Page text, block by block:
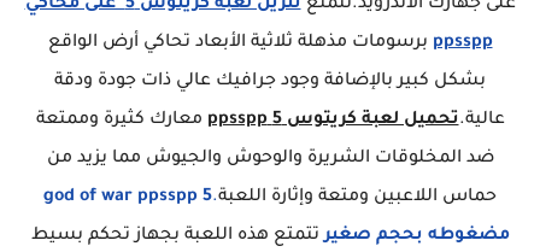
على جهازك الاندرويد.تتمتع
تنزيل لعبة كريتوس 5 على محاكي
ppsspp برسومات مذهلة ثلاثية الأبعاد تحاكي أرض الواقع
بشكل كبير بالإضافة وجود جرافيك عالي ذات جودة ودقة
عالية.تحميل لعبة كريتوس 5 ppsspp
معارك كثيرة وممتعة
ضد المخلوقات الشريرة والوحوش والجيوش مما يزيد من
حماس اللاعبين ومتعة وإثارة اللعبة.
god of war ppsspp 5
مضغوطه بحجم صغير تتمتع هذه اللعبة بجهاز تحكم بسيط